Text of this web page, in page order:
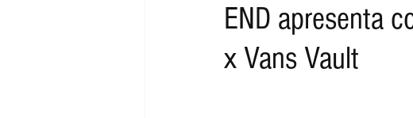
END apresenta
x Vans Vault